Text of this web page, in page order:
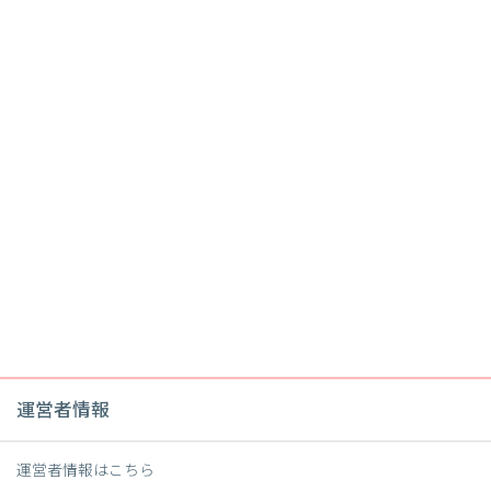
運営者情報
運営者情報はこちら